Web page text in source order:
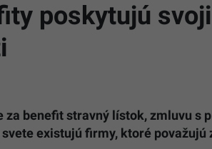
poskytujú
za benefit stravný lístok, zmluvu
existujú firmy, ktoré